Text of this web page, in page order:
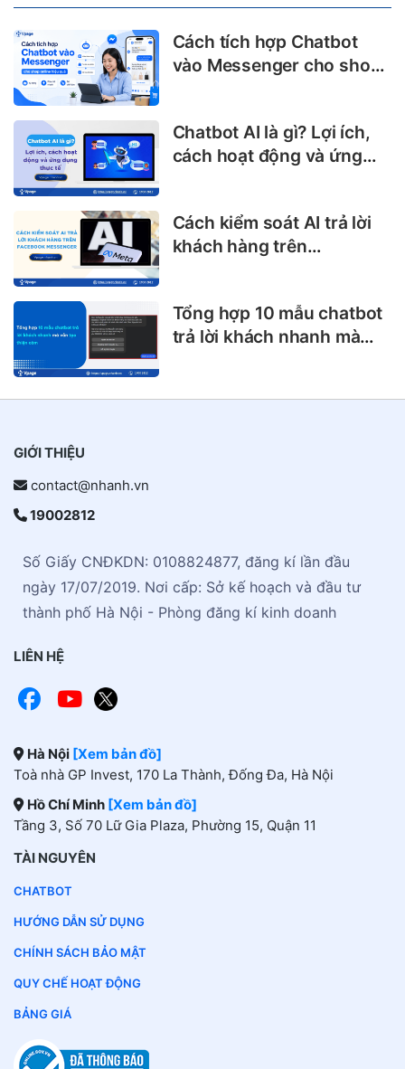
Cách tích hợp Chatbot
vào Messenger cho shop
Chatbot AI là gì? Lợi ích,
cách hoạt động và ứng
Cách kiểm soát AI trả lời
khách hàng trên
Tổng hợp 10 mẫu chatbot
trả lời khách nhanh mà
GIỚI THIỆU
contact@nhanh.vn
19002812
Số Giấy CNĐKDN: 0108824877, đăng kí lần đầu
ngày 17/07/2019. Nơi cấp: Sở kế hoạch và đầu tư
thành phố Hà Nội - Phòng đăng kí kinh doanh
LIÊN HỆ
Hà Nội [Xem bản đồ]
Toà nhà GP Invest, 170 La Thành, Đống Đa, Hà Nội
Hồ Chí Minh [Xem bản đồ]
Tầng 3, Số 70 Lữ Gia Plaza, Phường 15, Quận 11
TÀI NGUYÊN
CHATBOT
HƯỚNG DẪN SỬ DỤNG
CHÍNH SÁCH BẢO MẬT
QUY CHẾ HOẠT ĐỘNG
BẢNG GIÁ